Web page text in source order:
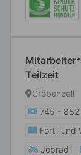
Teilzeit
Gröbenzell
745 - 882
Fort- und
Jobrad